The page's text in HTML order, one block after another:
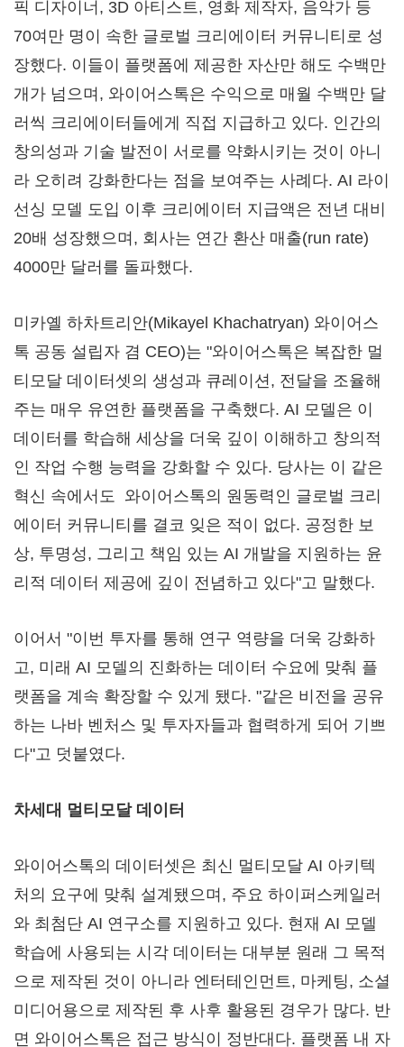
픽 디자이너, 3D 아티스트, 영화 제작자, 음악가 등
70여만 명이 속한 글로벌 크리에이터 커뮤니티로 성
장했다. 이들이 플랫폼에 제공한 자산만 해도 수백만
개가 넘으며, 와이어스톡은 수익으로 매월 수백만 달
러씩 크리에이터들에게 직접 지급하고 있다. 인간의
창의성과 기술 발전이 서로를 약화시키는 것이 아니
라 오히려 강화한다는 점을 보여주는 사례다. AI 라이
선싱 모델 도입 이후 크리에이터 지급액은 전년 대비
20배 성장했으며, 회사는 연간 환산 매출(run rate)
4000만 달러를 돌파했다.
미카옐 하차트리안(Mikayel Khachatryan) 와이어스
톡 공동 설립자 겸 CEO)는 "와이어스톡은 복잡한 멀
티모달 데이터셋의 생성과 큐레이션, 전달을 조율해
주는 매우 유연한 플랫폼을 구축했다. AI 모델은 이
데이터를 학습해 세상을 더욱 깊이 이해하고 창의적
인 작업 수행 능력을 강화할 수 있다. 당사는 이 같은
혁신 속에서도 와이어스톡의 원동력인 글로벌 크리
에이터 커뮤니티를 결코 잊은 적이 없다. 공정한 보
상, 투명성, 그리고 책임 있는 AI 개발을 지원하는 윤
리적 데이터 제공에 깊이 전념하고 있다"고 말했다.
이어서 "이번 투자를 통해 연구 역량을 더욱 강화하
고, 미래 AI 모델의 진화하는 데이터 수요에 맞춰 플
랫폼을 계속 확장할 수 있게 됐다. "같은 비전을 공유
하는 나바 벤처스 및 투자자들과 협력하게 되어 기쁘
다"고 덧붙였다.
차세대 멀티모달 데이터
와이어스톡의 데이터셋은 최신 멀티모달 AI 아키텍
처의 요구에 맞춰 설계됐으며, 주요 하이퍼스케일러
와 최첨단 AI 연구소를 지원하고 있다. 현재 AI 모델
학습에 사용되는 시각 데이터는 대부분 원래 그 목적
으로 제작된 것이 아니라 엔터테인먼트, 마케팅, 소셜
미디어용으로 제작된 후 사후 활용된 경우가 많다. 반
면 와이어스톡은 접근 방식이 정반대다. 플랫폼 내 자